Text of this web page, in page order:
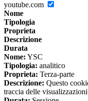
youtube.com
Nome
Tipologia
Proprieta
Descrizione
Durata
Nome: YSC
Tipologia: analitico
Proprieta: Terza-parte
Descrizione: Questo
traccia delle